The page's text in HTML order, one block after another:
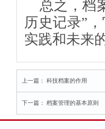
总之，档
历史记录”
实践和未来
上一篇： 科技档案的作用
下一篇： 档案管理的基本原则